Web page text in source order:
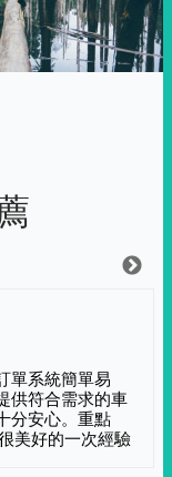
單系統簡單易
供符合需求的車
分安心。重點
美好的一次經驗